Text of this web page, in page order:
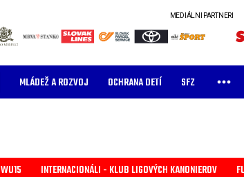
MEDIÁLNI PARTNERI
MLÁDEŽ A ROZVOJ OCHRANA DETÍ SFZ
WU15 INTERNACIONÁLI - KLUB LIGOVÝCH KANONIEROV